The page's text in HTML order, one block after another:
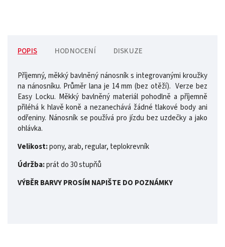
POPIS HODNOCENÍ DISKUZE
Příjemný, měkký bavlněný nánosník s integrovanými kroužky
na nánosníku. Průměr lana je 14 mm (bez otěží). Verze bez
Easy Locku. Měkký bavlněný materiál pohodlně a příjemně
přiléhá k hlavě koně a nezanechává žádné tlakové body ani
odřeniny. Nánosník se používá pro jízdu bez uzdečky a jako
ohlávka.
Velikost:pony, arab, regular, teplokrevník
Údržba:prát do 30 stupňů
VÝBĚR BARVY PROSÍM NAPIŠTE DO POZNÁMKY